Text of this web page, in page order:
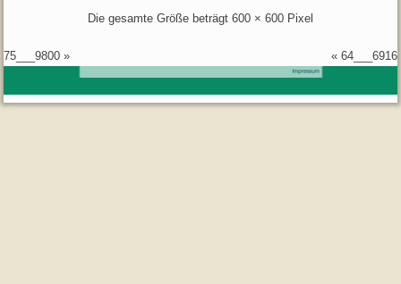
Die gesamte Größe beträgt 600 × 600 Pixel
75___9800 » « 64___6916